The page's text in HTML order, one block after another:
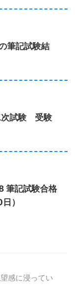
筆記試験結
試験 受験
筆記試験合格
）
感に浸ってい